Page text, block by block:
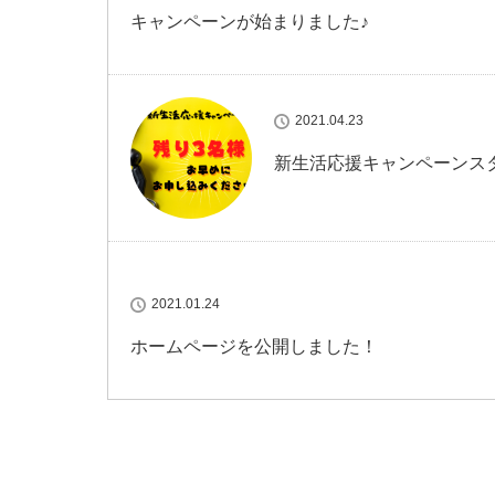
キャンペーンが始まりました♪
2021.04.23
新生活応援キャンペーンス
2021.01.24
ホームページを公開しました！